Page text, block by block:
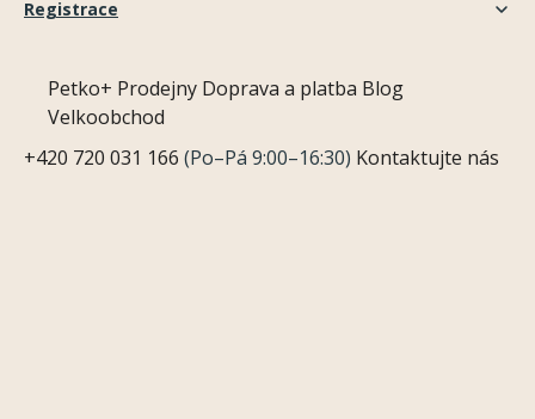
Registrace
Petko+ Prodejny Doprava a platba Blog
Velkoobchod
+420 720 031 166 (Po–Pá 9:00–16:30) Kontaktujte nás